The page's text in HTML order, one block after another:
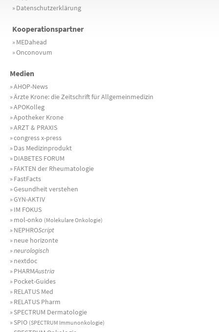
»Datenschutzerklärung
Kooperationspartner
»MEDahead
»Onconovum
Medien
»AHOP-News
»Ärzte Krone: die Zeitschrift für Allgemeinmedizin
»APOKolleg
»Apotheker Krone
»ARZT & PRAXIS
»congress x-press
»Das Medizinprodukt
»DIABETES FORUM
»FAKTEN der Rheumatologie
»FastFacts
»Gesundheit verstehen
»GYN-AKTIV
»IM FOKUS
»mol-onko (Molekulare Onkologie)
»NEPHROScript
»neue horizonte
»neurologisch
»nextdoc
»PHARMAustria
»Pocket-Guides
»RELATUS Med
»RELATUS Pharm
»SPECTRUM Dermatologie
»SPIO (SPECTRUM Immunonkologie)